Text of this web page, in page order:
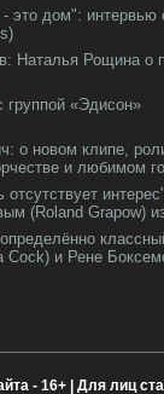
это дом": интервью
Наталья Рощина о
группой «Эдисон»
о новом клипе,
и любимом
(Roland Grapow)
Cock) и Рене
- 16+ | Для лиц